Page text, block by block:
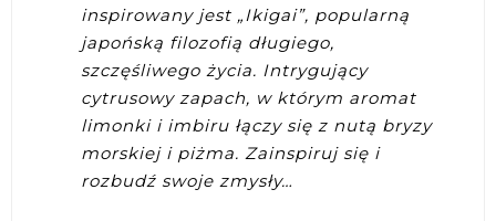
inspirowany jest „Ikigai”, popularną
japońską filozofią długiego,
szczęśliwego życia. Intrygujący
cytrusowy zapach, w którym aromat
limonki i imbiru łączy się z nutą bryzy
morskiej i piżma. Zainspiruj się i
rozbudź swoje zmysły…